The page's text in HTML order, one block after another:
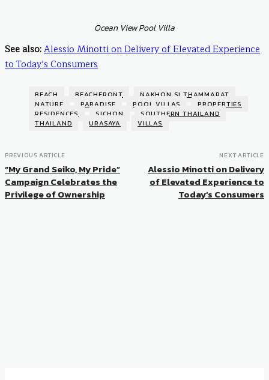
Ocean View Pool Villa
See also:Alessio Minotti on Delivery of Elevated Experience
to Today’s Consumers
BEACH BEACHFRONT
NAKHON SI THAMMARAT
NATURE
PARADISE POOL VILLAS
PROPERTIES
RESIDENCES
SICHON
SOUTHERN THAILAND
THAILAND
URASAYA VILLAS
PREVIOUS ARTICLE
“My Grand Seiko, My Pride”
Campaign Celebrates the
Privilege of Ownership
NEXT ARTICLE
Alessio Minotti on Delivery
of Elevated Experience to
Today’s Consumers